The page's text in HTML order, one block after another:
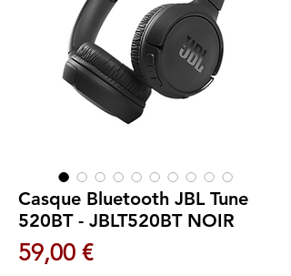
Casque Bluetooth JBL Tune
520BT - JBLT520BT NOIR
59,00 €Prix